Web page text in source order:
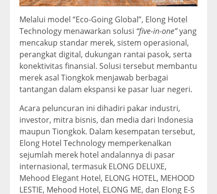
Melalui model “Eco-Going Global”, Elong Hotel
Technology menawarkan solusi “five-in-one”yang
mencakup standar merek, sistem operasional,
perangkat digital, dukungan rantai pasok, serta
konektivitas finansial. Solusi tersebut membantu
merek asal Tiongkok menjawab berbagai
tantangan dalam ekspansi ke pasar luar negeri.
Acara peluncuran ini dihadiri pakar industri,
investor, mitra bisnis, dan media dari Indonesia
maupun Tiongkok. Dalam kesempatan tersebut,
Elong Hotel Technology memperkenalkan
sejumlah merek hotel andalannya di pasar
internasional, termasuk ELONG DELUXE,
Mehood Elegant Hotel, ELONG HOTEL, MEHOOD
LESTIE, Mehood Hotel, ELONG ME, dan Elong E-S